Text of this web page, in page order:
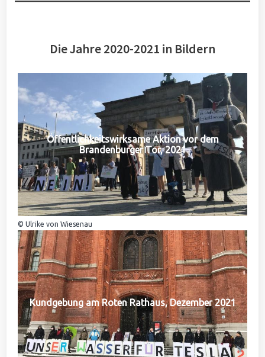
Die Jahre 2020-2021 in Bildern
Öffentlichkeitswirksame Aktion vor dem
Brandenburger Tor, 2021
© Ulrike von Wiesenau
Kundgebung am Roten Rathaus, Dezember 2021